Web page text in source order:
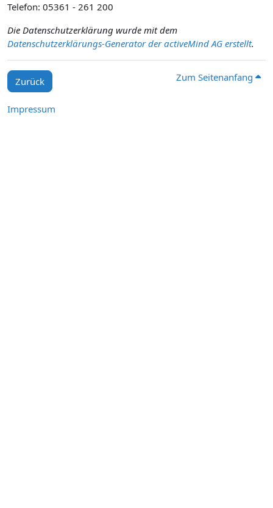
Telefon: 05361 - 261 200
Die Datenschutzerklärung wurde mit dem
Datenschutzerklärungs-Generator der activeMind AG erstellt.
Zurück Zum Seitenanfang
Impressum